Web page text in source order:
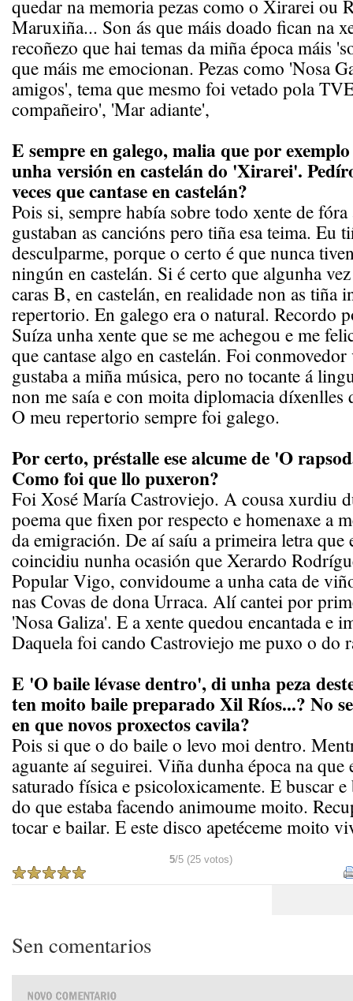
quedar na memoria pezas como o Xirarei ou
Maruxiña... Son ás que máis doado fican na
recoñezo que hai temas da miña época máis
que máis me emocionan. Pezas como 'Nosa
amigos', tema que mesmo foi vetado pola
compañeiro', 'Mar adiante',
E sempre en galego, malia que por
unha versión en castelán do 'Xirarei'.
veces que cantase en castelán?
Pois si, sempre había sobre todo xente de
gustaban as cancións pero tiña esa teima. Eu
desculparme, porque o certo é que nunca
ningún en castelán. Si é certo que algunha
caras B, en castelán, en realidade non as tiña
repertorio. En galego era o natural. Recordo
Suíza unha xente que se me achegou e me
que cantase algo en castelán. Foi
gustaba a miña música, pero no tocante á
non me saía e con moita diplomacia díxenlles
O meu repertorio sempre foi galego.
Por certo, préstalle ese alcume de 'O
Como foi que llo puxeron?
Foi Xosé María Castroviejo. A cousa xurdiu
poema que fixen por respecto e homenaxe a
da emigración. De aí saíu a primeira letra que
coincidiu nunha ocasión que Xerardo
Popular Vigo, convidoume a unha cata de
nas Covas de dona Urraca. Alí cantei por
'Nosa Galiza'. E a xente quedou encantada e
Daquela foi cando Castroviejo me puxo o do
E 'O baile lévase dentro', di unha peza
ten moito baile preparado Xil Ríos...? No
en que novos proxectos cavila?
Pois si que o do baile o levo moi dentro.
aguante aí seguirei. Viña dunha época na que
saturado física e psicoloxicamente. E buscar
do que estaba facendo animoume moito.
tocar e bailar. E este disco apetéceme moito
5/5 (25 votos)
Sen comentarios